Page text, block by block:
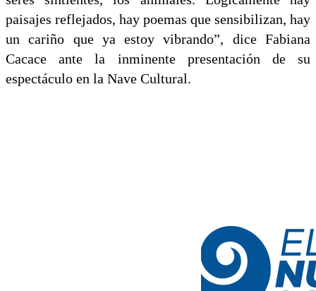
paisajes reflejados, hay poemas que sensibilizan, hay
un cariño que ya estoy vibrando”, dice Fabiana
Cacace ante la inminente presentación de su
espectáculo en la Nave Cultural.